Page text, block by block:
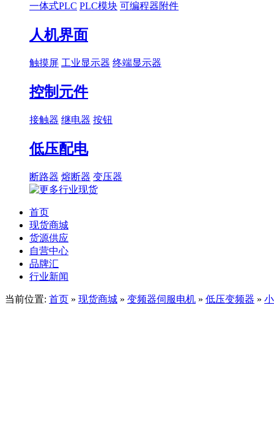
一体式PLC PLC模块 可编程器附件
人机界面
触摸屏 工业显示器 终端显示器
控制元件
接触器 继电器 按钮
低压配电
断路器 熔断器 变压器
首页
现货商城
货源供应
自营中心
品牌汇
行业新闻
当前位置: 首页 » 现货商城 » 变频器伺服电机 » 低压变频器 »